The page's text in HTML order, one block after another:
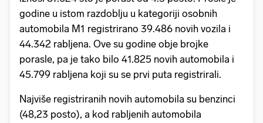
godine u istom razdoblju u kategoriji osobnih
automobila M1 registrirano 39.486 novih vozila i
44.342 rabljena. Ove su godine obje brojke
porasle, pa je tako bilo 41.825 novih automobila i
45.799 rabljena koji su se prvi puta registrirali.
Najviše registriranih novih automobila su benzinci
(48,23 posto), a kod rabljenih automobila